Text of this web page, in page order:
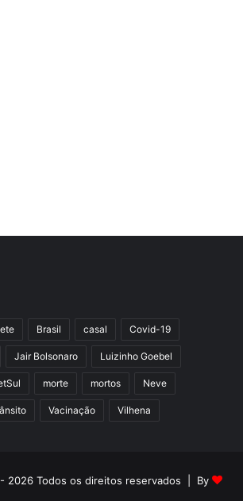
Brasil casal Covid-19
Jair Bolsonaro Luizinho Goebel
morte mortos Neve
Vacinação Vilhena
2026 Todos os direitos reservados | By